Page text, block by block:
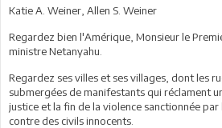
Katie A. Weiner, Allen S. Weiner
Regardez bien l'Amérique, Monsieur le
ministre Netanyahu.
Regardez ses villes et ses villages, dont les
submergées de manifestants qui réclament
justice et la fin de la violence sanctionnée par
contre des civils innocents.